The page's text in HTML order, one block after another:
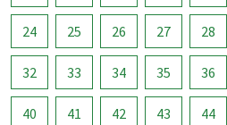
24 25 26 27 28
32 33 34 35 36
40 41 42 43 44